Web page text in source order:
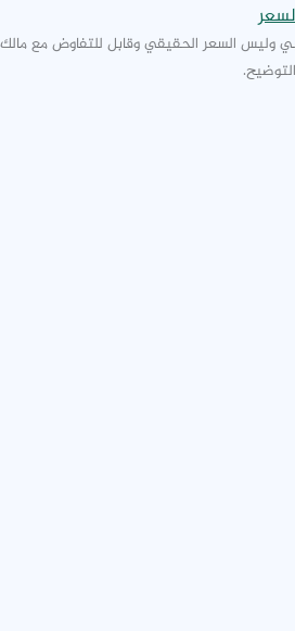
وليس السعر الحقيقي وقابل للتفاوض مع مالك